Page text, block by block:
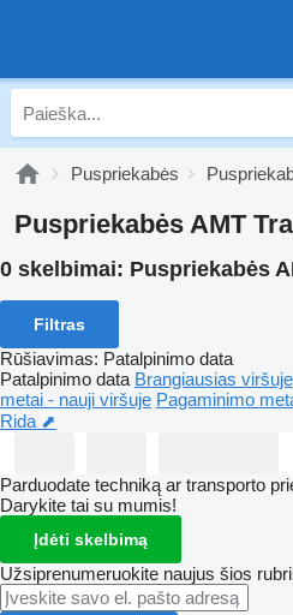
Puspriekabės
Puspriekabės AMT
0 skelbimai: Puspriekabės
Filtras
Rūšiavimas: Patalpinimo data
Patalpinimo data Brangiausias viršuje
metai - nauji viršuje Pagaminimo
Rida ⬈
Parduodate techniką ar transporto
Darykite tai su mumis!
Įdėti skelbimą
Užsiprenumeruokite naujus šios